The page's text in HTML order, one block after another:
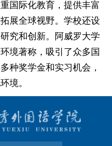
国际化教育，提供丰富
展全球视野。学校还设
究和创新。阿威罗大学
境著称，吸引了众多国
种奖学金和实习机会，
境。